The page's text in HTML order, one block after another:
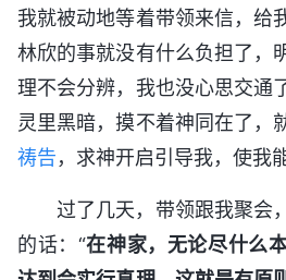
我就被动地等着带领来信，给
林欣的事就没有什么负担了，
理不会分辨，我也没心思交通
灵里黑暗，摸不着神同在了，
祷告，求神开启引导我，使我
过了几天，带领跟我聚会
的话：“在神家，无论尽什么